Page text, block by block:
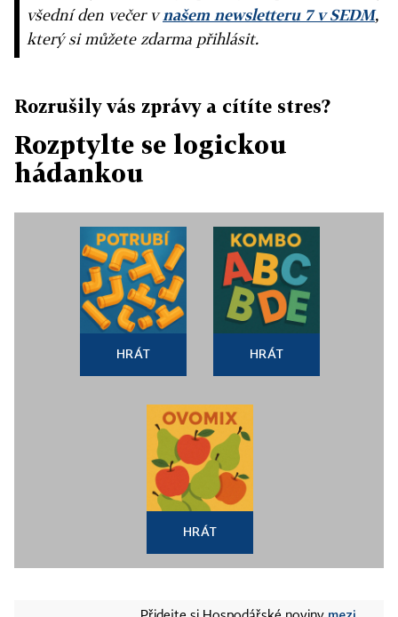
všední den večer vnašem newsletteru 7 v SEDM,
který si můžete zdarma přihlásit.
Rozrušily vás zprávy a cítíte stres?
Rozptylte se logickou
hádankou
HRÁT HRÁT
HRÁT